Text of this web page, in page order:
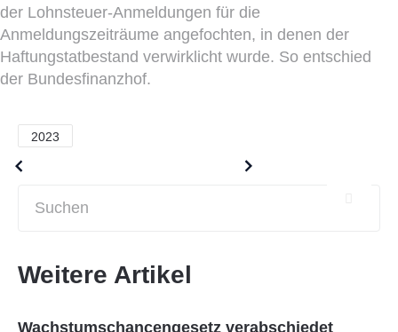
der Lohnsteuer-Anmeldungen für die
Anmeldungszeiträume angefochten, in denen der
Haftungstatbestand verwirklicht wurde. So entschied
der Bundesfinanzhof.
2023
Weitere Artikel
Wachstumschancengesetz verabschiedet